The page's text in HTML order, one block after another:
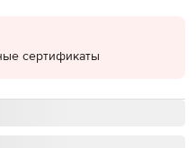
сертификаты